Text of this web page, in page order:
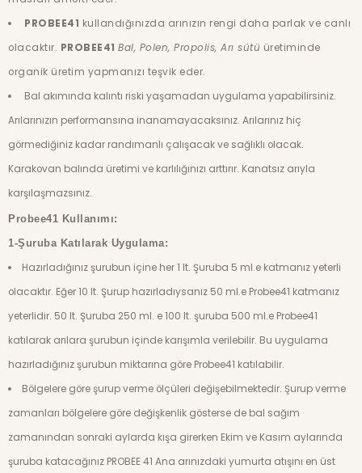
PROBEE41 kullandığınızda arınızın rengi daha parlak ve canlı
olacaktır. PROBEE41 Bal, Polen, Propolis, Arı sütü üretiminde
organik üretim yapmanızı teşvik eder.
Bal akımında kalıntı riski yaşamadan uygulama yapabilirsiniz.
Arılarınızın performansına inanamayacaksınız. Arılarınız hiç
görmediğiniz kadar randımanlı çalışacak ve sağlıklı olacak.
Karakovan balında üretimi ve karlılığınızı arttırır. Kanatsız arıyla
karşılaşmazsınız.
Probee41 Kullanımı:
1-Şuruba Katılarak Uygulama:
Hazırladığınız şurubun içine her 1 lt. Şuruba 5 ml.e katmanız yeterli
olacaktır. Eğer 10 lt. Şurup hazırladıysanız 50 ml.e Probee41 katmanız
yeterlidir. 50 lt. Şuruba 250 ml. e 100 lt. şuruba 500 ml.e Probee41
katılarak arılara şurubun içinde karışımla verilebilir. Bu uygulama
hazırladığınız şurubun miktarına göre Probee41 katılabilir.
Bölgelere göre şurup verme ölçüleri değişebilmektedir. Şurup verme
zamanları bölgelere göre değişkenlik gösterse de bal sağım
zamanından sonraki aylarda kışa girerken Ekim ve Kasım aylarında
şuruba katacağınız PROBEE 41 Ana arınızdaki yumurta atışını en üst